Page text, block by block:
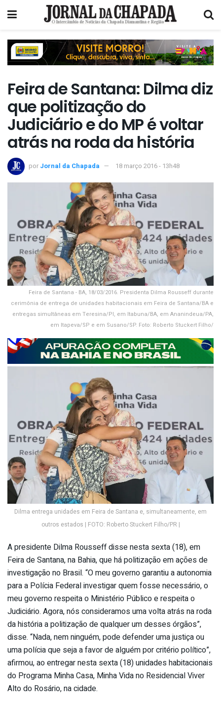
Feira de Santana: Dilma diz
que politização do
Judiciário e do MP é voltar
atrás na roda da história
por Jornal da Chapada 18 março 2016 - 13h48
Feira de Santana - BA, 18/03/2016. Presidenta Dilma Rousseff durante
cerimônia de entrega de unidades habitacionais em Feira de Santana/BA e
entregas simultâneas em Teresina/PI, em Itabuna/BA, em Ananindeua/PA,
em Itapeva/SP e em Susano/SP. Foto: Roberto Stuckert Filho/
Dilma entrega unidades em Feira de Santana e, simultaneamente, em
outros estados | FOTO: Roberto Stuckert Filho/PR |
A presidente Dilma Rousseff disse nesta sexta (18), em
Feira de Santana, na Bahia, que há politização em ações de
investigação no Brasil. “O meu governo garantiu a autonomia
para a Polícia Federal investigar quem fosse necessário, o
meu governo respeita o Ministério Público e respeita o
Judiciário. Agora, nós consideramos uma volta atrás na roda
da história a politização de qualquer um desses órgãos”,
disse. “Nada, nem ninguém, pode defender uma justiça ou
uma polícia que seja a favor de alguém por critério político”,
afirmou, ao entregar nesta sexta (18) unidades habitacionais
do Programa Minha Casa, Minha Vida no Residencial Viver
Alto do Rosário, na cidade.